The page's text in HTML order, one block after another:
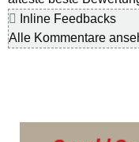
Inline Feedbacks
Alle Kommentare